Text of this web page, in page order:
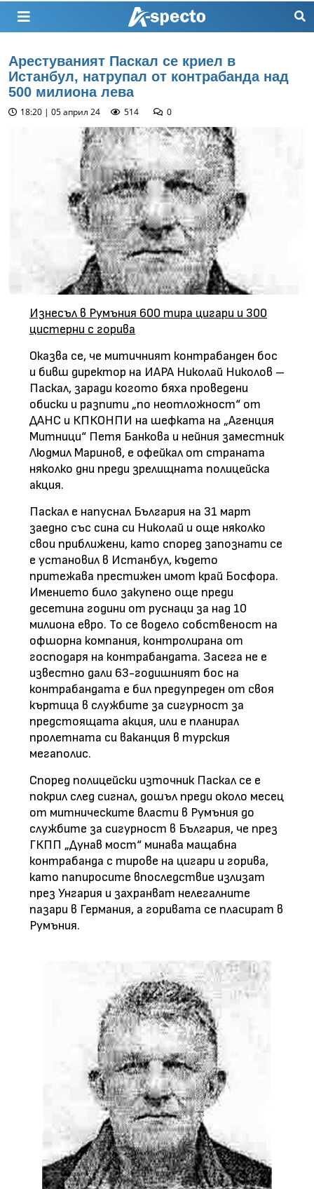
Арестуваният Паскал се криел в
Истанбул, натрупал от контрабанда над
500 милиона лева
18:20 | 05 април 24 514 0
Изнесъл в Румъния 600 тира цигари и 300
цистерни с горива
Оказва се, че митичният контрабанден бос
и бивш директор на ИАРА Николай Николов –
Паскал, заради когото бяха проведени
обиски и разпити „по неотложност“ от
ДАНС и КПКОНПИ на шефката на „Агенция
Митници“ Петя Банкова и нейния заместник
Людмил Маринов, е офейкал от страната
няколко дни преди зрелищната полицейска
акция.
Паскал е напуснал България на 31 март
заедно със сина си Николай и още няколко
свои приближени, като според запознати се
е установил в Истанбул, където
притежава престижен имот край Босфора.
Имението било закупено още преди
десетина години от руснаци за над 10
милиона евро. То се водело собственост на
офшорна компания, контролирана от
господаря на контрабандата. Засега не е
известно дали 63-годишният бос на
контрабандата е бил предупреден от своя
къртица в службите за сигурност за
предстоящата акция, или е планирал
пролетната си ваканция в турския
мегаполис.
Според полицейски източник Паскал се е
покрил след сигнал, дошъл преди около месец
от митническите власти в Румъния до
службите за сигурност в България, че през
ГКПП „Дунав мост“ минава мащабна
контрабанда с тирове на цигари и горива,
като папиросите впоследствие излизат
през Унгария и захранват нелегалните
пазари в Германия, а горивата се пласират в
Румъния.